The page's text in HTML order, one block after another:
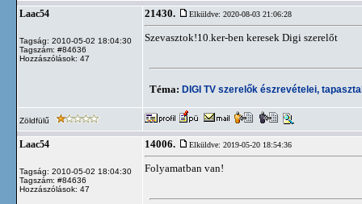
Laac54
Tagság: 2010-05-02 18:04:30
Tagszám: #84636
Hozzászólások: 47
21430. Elküldve: 2020-08-03 21:06:28
Szevasztok!10.ker-ben keresek Digi szerelőt
Téma: DIGI TV szerelők észrevételei,
Zöldfülű
Laac54
Tagság: 2010-05-02 18:04:30
Tagszám: #84636
Hozzászólások: 47
14006. Elküldve: 2019-05-20 18:54:36
Folyamatban van!